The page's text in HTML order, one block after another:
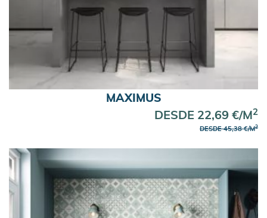
MAXIMUS
DESDE 22,69 €/M2
DESDE 45,38 €/M2